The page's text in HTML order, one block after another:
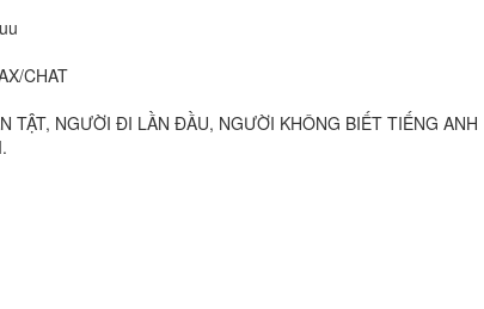
CHAT
TẬT, NGƯỜI ÐI LẦN ÐẦU, NGƯỜI KHÔNG BIẾT TIẾNG ANH